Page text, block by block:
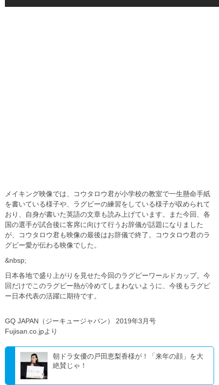
メイキング映像では、コウタロウ君が小学校の教室で一生懸命手紙
を書いている様子や、ラグビーの練習をしている様子が収められて
おり、自身が書いた英語の文章も読み上げています。また今回、各
国の選手が試合後に客席に向けて行うお辞儀が話題になりました
が、コウタロウ君も映像の最後はお辞儀で終了。コウタロウ君のラ
グビー愛が伝わる映像でした。
&nbsp;
日本各地で盛り上がりを見せた今回のラグビーワールドカップ。今
回だけでこのラグビー熱が冷めてしまわないように、今後もラグビ
ー日本代表の活躍に期待です。
GQ JAPAN（ジーキュージャパン） 2019年3月号
Fujisan.co.jpより
朝ドラ女優の戸田恵梨香様が！「来年の顔」を大
絶賛じゃ！